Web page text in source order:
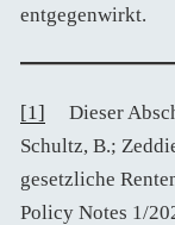
entgegenwirkt.
[1] Dieser
Schultz, B.;
gesetzliche
Policy Notes 1/